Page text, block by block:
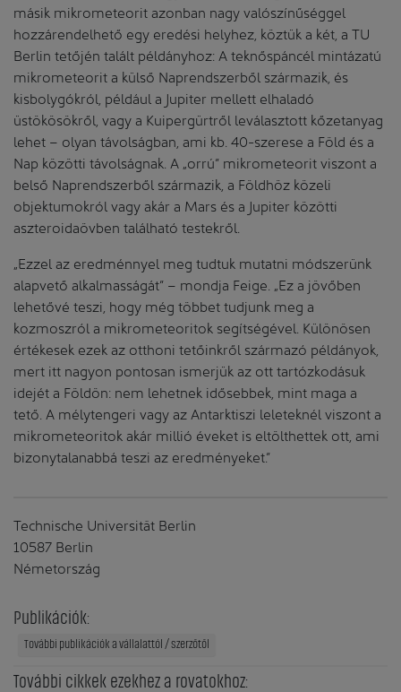
másik mikrometeorit azonban nagy valószínűséggel
hozzárendelhető egy eredési helyhez, köztük a két, a TU
Berlin tetőjén talált példányhoz: A teknőspáncél mintázatú
mikrometeorit a külső Naprendszerből származik, és
kisbolygókról, például a Jupiter mellett elhaladó
üstökösökről, vagy a Kuipergürtről leválasztott kőzetanyag
lehet – olyan távolságban, ami kb. 40-szerese a Föld és a
Nap közötti távolságnak. A „orrú” mikrometeorit viszont a
belső Naprendszerből származik, a Földhöz közeli
objektumokról vagy akár a Mars és a Jupiter közötti
aszteroidaövben található testekről.
„Ezzel az eredménnyel meg tudtuk mutatni módszerünk
alapvető alkalmasságát” – mondja Feige. „Ez a jövőben
lehetővé teszi, hogy még többet tudjunk meg a
kozmoszról a mikrometeoritok segítségével. Különösen
értékesek ezek az otthoni tetőinkről származó példányok,
mert itt nagyon pontosan ismerjük az ott tartózkodásuk
idejét a Földön: nem lehetnek idősebbek, mint maga a
tető. A mélytengeri vagy az Antarktiszi leleteknél viszont a
mikrometeoritok akár millió éveket is eltölthettek ott, ami
bizonytalanabbá teszi az eredményeket.”
Technische Universität Berlin
10587 Berlin
Németország
Publikációk:
További publikációk a vállalattól / szerzőtől
További cikkek ezekhez a rovatokhoz: